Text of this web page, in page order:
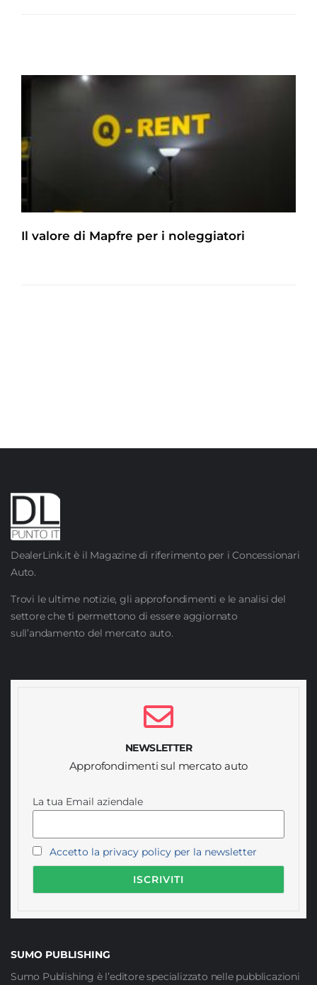
Il valore di Mapfre per i noleggiatori
DealerLink.it è il Magazine di riferimento per i Concessionari
Auto.
Trovi le ultime notizie, gli approfondimenti e le analisi del
settore che ti permettono di essere aggiornato
sull’andamento del mercato auto.
NEWSLETTER
Approfondimenti sul mercato auto
La tua Email aziendale
Accetto la privacy policy per la newsletter
SUMO PUBLISHING
Sumo Publishing è l’editore specializzato nelle pubblicazioni